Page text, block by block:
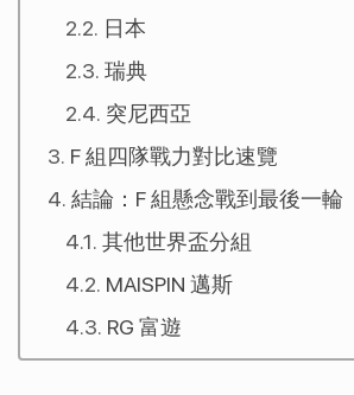
日本
瑞典
突尼西亞
F 組四隊戰力對比速覽
結論：F 組懸念戰到最後一輪
其他世界盃分組
MAISPIN 邁斯
RG 富遊